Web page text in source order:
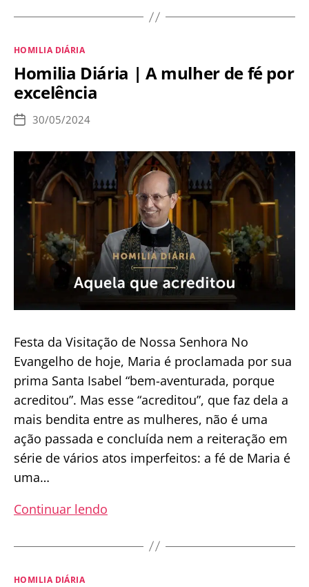
|
a
tempos
de
apostasia
Categorias
HOMILIA DIÁRIA
Homilia Diária | A mulher de fé por
excelência
Data
publicação
30/05/2024
Festa da Visitação de Nossa Senhora No
Evangelho de hoje, Maria é proclamada por sua
prima Santa Isabel “bem-aventurada, porque
acreditou”. Mas esse “acreditou”, que faz dela a
mais bendita entre as mulheres, não é uma
ação passada e concluída nem a reiteração em
série de vários atos imperfeitos: a fé de Maria é
uma…
Continuar lendo
|
Categorias
HOMILIA DIÁRIA